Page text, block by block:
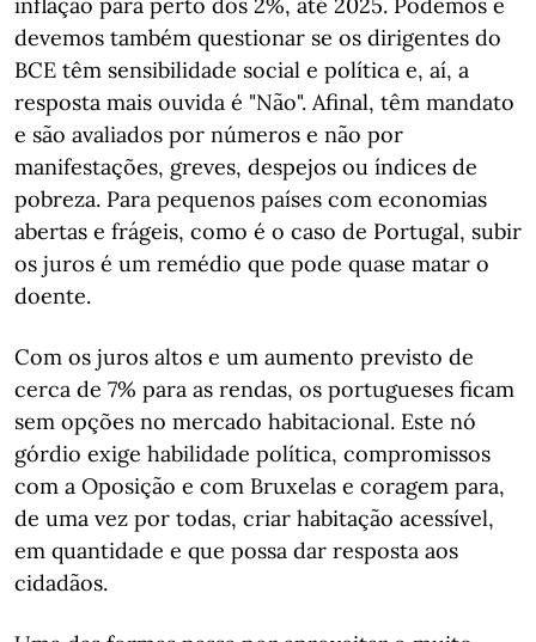
devemos também questionar se os dirigentes do
BCE têm sensibilidade social e política e, aí, a
resposta mais ouvida é "Não". Afinal, têm mandato
e são avaliados por números e não por
manifestações, greves, despejos ou índices de
pobreza. Para pequenos países com economias
abertas e frágeis, como é o caso de Portugal, subir
os juros é um remédio que pode quase matar o
doente.
Com os juros altos e um aumento previsto de
cerca de 7% para as rendas, os portugueses ficam
sem opções no mercado habitacional. Este nó
górdio exige habilidade política, compromissos
com a Oposição e com Bruxelas e coragem para,
de uma vez por todas, criar habitação acessível,
em quantidade e que possa dar resposta aos
cidadãos.